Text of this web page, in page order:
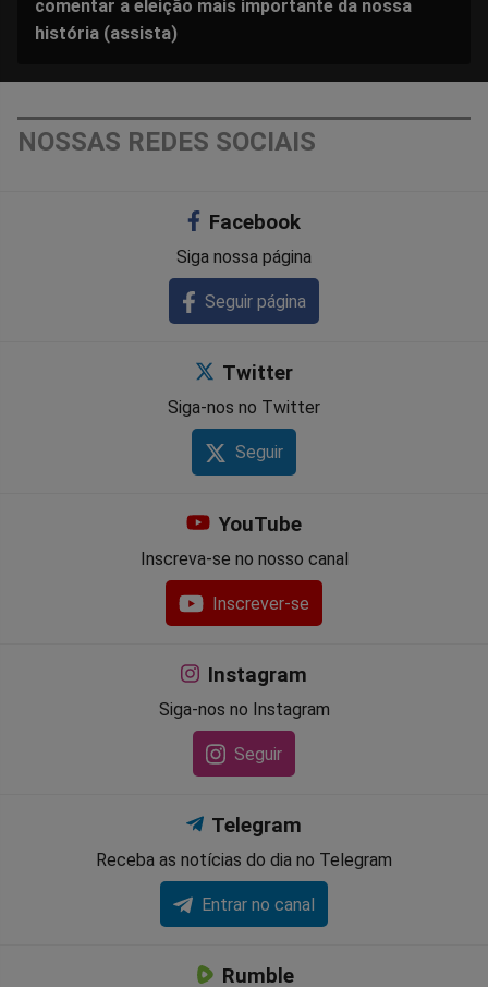
comentar a eleição mais importante da nossa
história (assista)
NOSSAS REDES SOCIAIS
Facebook
Siga nossa página
Seguir página
Twitter
Siga-nos no Twitter
Seguir
YouTube
Inscreva-se no nosso canal
Inscrever-se
Instagram
Siga-nos no Instagram
Seguir
Telegram
Receba as notícias do dia no Telegram
Entrar no canal
Rumble